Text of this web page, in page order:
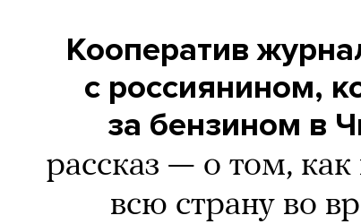
Кооператив
с россиянином,
за бензином в
рассказ — о том, как
всю страну во